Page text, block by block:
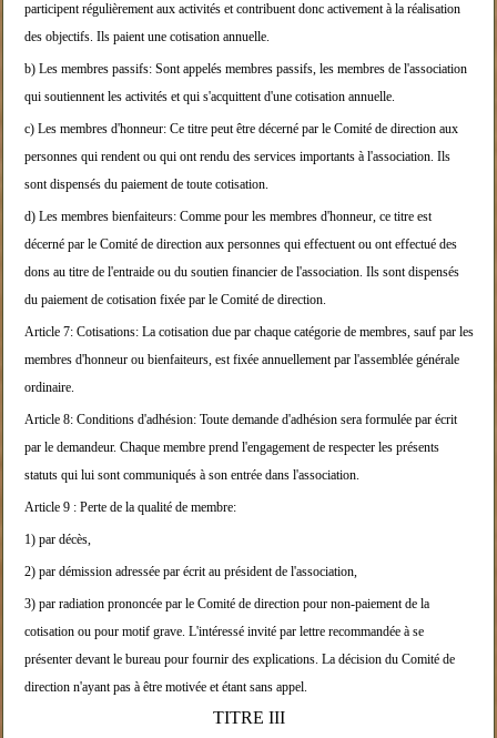
participent régulièrement aux activités et contribuent donc activement à la réalisation
des objectifs. Ils paient une cotisation annuelle.
b) Les membres passifs: Sont appelés membres passifs, les membres de l'association
qui soutiennent les activités et qui s'acquittent d'une cotisation annuelle.
c) Les membres d'honneur: Ce titre peut être décerné par le Comité de direction aux
personnes qui rendent ou qui ont rendu des services importants à l'association. Ils
sont dispensés du paiement de toute cotisation.
d) Les membres bienfaiteurs: Comme pour les membres d'honneur, ce titre est
décerné par le Comité de direction aux personnes qui effectuent ou ont effectué des
dons au titre de l'entraide ou du soutien financier de l'association. Ils sont dispensés
du paiement de cotisation fixée par le Comité de direction.
Article 7: Cotisations: La cotisation due par chaque catégorie de membres, sauf par les
membres d'honneur ou bienfaiteurs, estfixée annuellement par l'assemblée générale
ordinaire.
Article 8: Conditions d'adhésion: Toute demande d'adhésion sera formulée par écrit
par le demandeur. Chaque membre prend l'engagement de respecter les présents
statuts qui lui sont communiqués à son entrée dans l'association.
Article 9 : Perte de la qualité de membre:
1) par décès,
2) par démission adressée par écrit au président del'association,
3) par radiation prononcée par le Comité de direction pour non-paiement de la
cotisation ou pour motifgrave. L'intéressé invité par lettre recommandée à se
présenter devant le bureau pour fournir des explications. La décision du Comité de
direction n'ayantpas à être motivée et étant sans appel.
TITRE III